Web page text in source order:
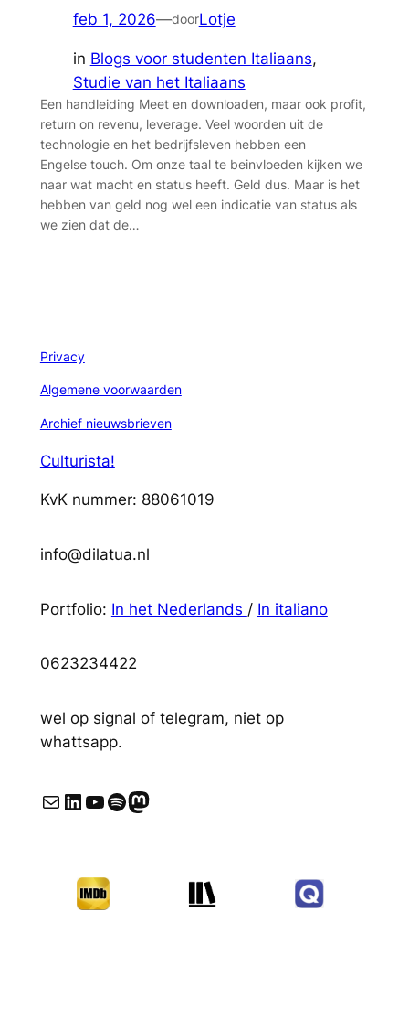
feb 1, 2026—doorLotje
in Blogs voor studenten Italiaans
Studie van het Italiaans
Een handleiding Meet en downloaden, maar ook profit,
return on revenu, leverage. Veel woorden uit de
technologie en het bedrijfsleven hebben een
Engelse touch. Om onze taal te beinvloeden kijken we
naar wat macht en status heeft. Geld dus. Maar is het
hebben van geld nog wel een indicatie van status als
we zien dat de…
Privacy
Algemene voorwaarden
Archief nieuwsbrieven
Culturista!
KvK nummer: 88061019
info@dilatua.nl
Portfolio: In het Nederlands / In italiano
0623234422
wel op signal of telegram, niet op
whattsapp.
E-mail LinkedIn YouTube Spotify Mastodon